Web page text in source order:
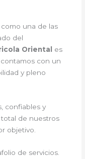
una de las
del
Oriental
es
con un
y pleno
confiables y
de nuestros
objetivo.
de servicios.